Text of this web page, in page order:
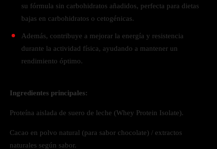
su fórmula sin carbohidratos añadidos, perfecta para dietas
bajas en carbohidratos o cetogénicas.
Además, contribuye a mejorar la energía y resistencia
durante la actividad física, ayudando a mantener un
rendimiento óptimo.
Ingredientes principales:
Proteína aislada de suero de leche (Whey Protein Isolate).
Cacao en polvo natural (para sabor chocolate) / extractos
naturales según sabor.